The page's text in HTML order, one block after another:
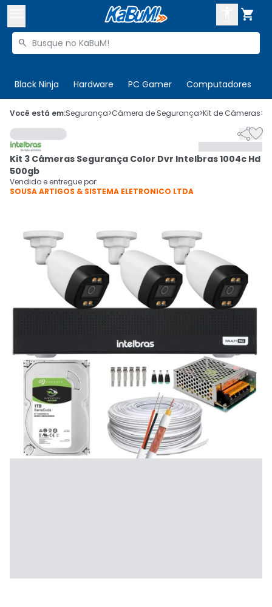

Buscar produtos

Black Ninja Hardware PC Gamer Computadores
 Olá. Acesse sua conta
 Departamentos
Cupons
Mais Vendidos
CADASTRE-SE
Você está em:Segurança>Câmera de Segurança>Kit de Câmeras>

Kit 3 Câmeras Segurança Color Dvr Intelbras 1004c Hd
500gb
Vendido e entregue por:
SOUSA ARTIGOS & SISTEMA ELETRONICO LTDA